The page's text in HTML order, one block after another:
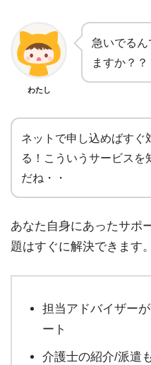
わたし
急いでる
ますか？？
ネットで申し込めばすぐ
る！こういうサービスを
だね・・
あなた自身にあったサポ
題はすぐに解決できます。
担当アドバイザー
ート
介護士の紹介/派遣